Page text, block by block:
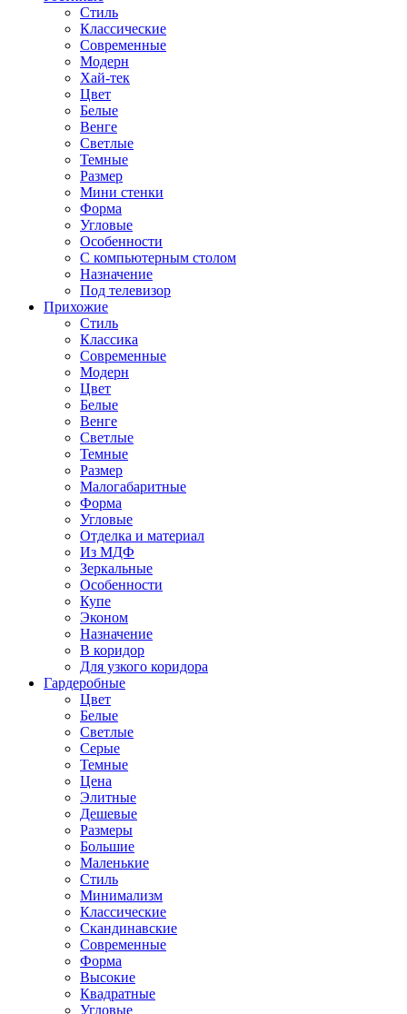
Стиль
Классические
Современные
Модерн
Хай-тек
Цвет
Белые
Венге
Светлые
Темные
Размер
Мини стенки
Форма
Угловые
Особенности
С компьютерным столом
Назначение
Под телевизор
Прихожие
Стиль
Классика
Современные
Модерн
Цвет
Белые
Венге
Светлые
Темные
Размер
Малогабаритные
Форма
Угловые
Отделка и материал
Из МДФ
Зеркальные
Особенности
Купе
Эконом
Назначение
В коридор
Для узкого коридора
Гардеробные
Цвет
Белые
Светлые
Серые
Темные
Цена
Элитные
Дешевые
Размеры
Большие
Маленькие
Стиль
Минимализм
Классические
Скандинавские
Современные
Форма
Высокие
Квадратные
Угловые